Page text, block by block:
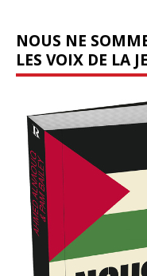
NOUS NE
LES VOIX DE LA